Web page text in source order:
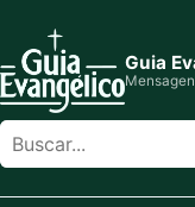
Guia
Buscar
no
site